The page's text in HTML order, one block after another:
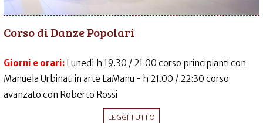
Corso di Danze Popolari
Giorni e orari: Lunedì h 19.30 / 21:00 corso principianti con
Manuela Urbinati in arte LaManu - h 21.00 / 22:30 corso
avanzato con Roberto Rossi
LEGGI TUTTO